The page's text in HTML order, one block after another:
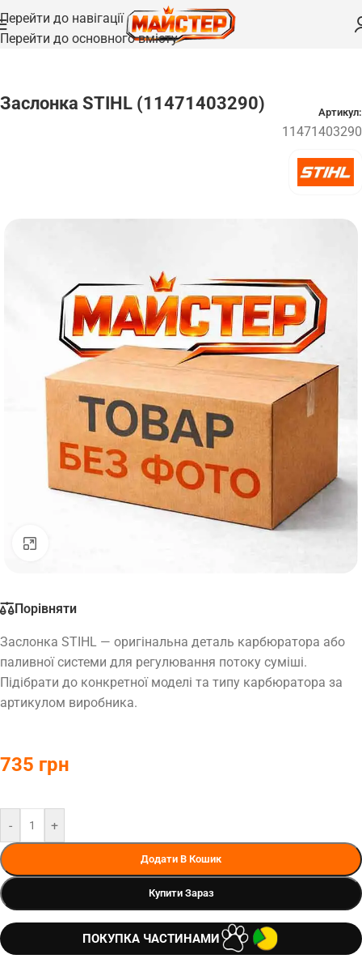
Перейти до навігації
Перейти до основного вмісту
Головна /Запчастини/Клапани
Заслонка STIHL (11471403290) Артикул:
11471403290
Порівняти
Заслонка STIHL — оригінальна деталь карбюратора або
паливної системи для регулювання потоку суміші.
Підібрати до конкретної моделі та типу карбюратора за
артикулом виробника.
735 грн
- +
Додати В Кошик
Купити Зараз
ПОКУПКА ЧАСТИНАМИ